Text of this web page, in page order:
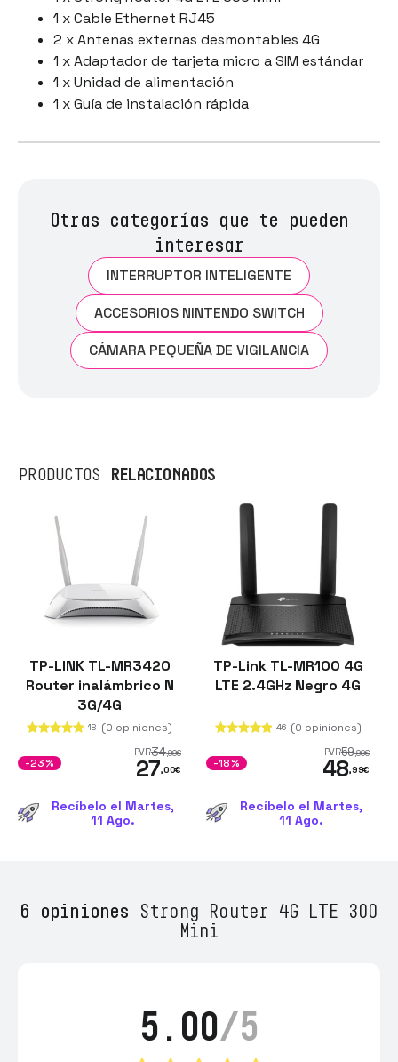
1 x Cable Ethernet RJ45
2 x Antenas externas desmontables 4G
1 x Adaptador de tarjeta micro a SIM estándar
1 x Unidad de alimentación
1 x Guía de instalación rápida
Otras categorías que te pueden
interesar
INTERRUPTOR INTELIGENTE
ACCESORIOS NINTENDO SWITCH
CÁMARA PEQUEÑA DE VIGILANCIA
PRODUCTOS RELACIONADOS
TP-LINK TL-MR3420
Router inalámbrico N
3G/4G
18 (0 opiniones)
PVR34,99€
27,00€
-23%
Recíbelo el Martes,
11 Ago.
TP-Link TL-MR100 4G
LTE 2.4GHz Negro 4G
46 (0 opiniones)
PVR59,96€
48,99€
-18%
Recíbelo el Martes,
11 Ago.
6 opiniones Strong Router 4G LTE 300
Mini
5.00/5